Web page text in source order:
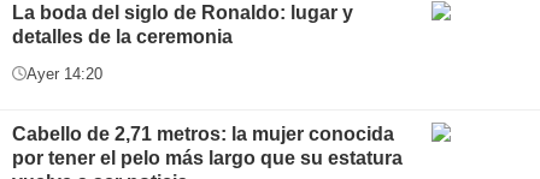
La boda del siglo de Ronaldo: lugar y
detalles de la ceremonia
Ayer 14:20
Cabello de 2,71 metros: la mujer conocida
por tener el pelo más largo que su estatura